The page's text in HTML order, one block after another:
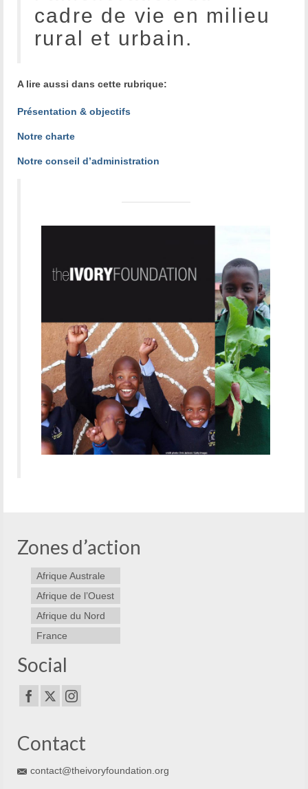
cadre de vie en milieu
rural et urbain.
A lire aussi dans cette rubrique:
Présentation & objectifs
Notre charte
Notre conseil d’administration
Zones d’action
Afrique Australe
Afrique de l’Ouest
Afrique du Nord
France
Social
Contact
contact@theivoryfoundation.org